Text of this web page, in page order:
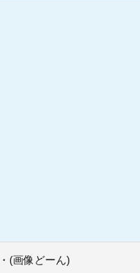
(画像どーん)